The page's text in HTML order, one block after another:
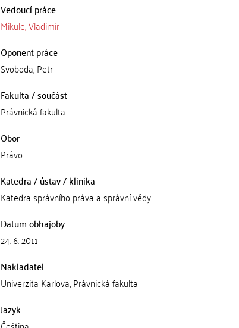
Vedoucí práce
Mikule, Vladimír
Oponent práce
Svoboda, Petr
Fakulta / součást
Právnická fakulta
Obor
Právo
Katedra / ústav / klinika
Katedra správního práva a správní vědy
Datum obhajoby
24. 6. 2011
Nakladatel
Univerzita Karlova, Právnická fakulta
Jazyk